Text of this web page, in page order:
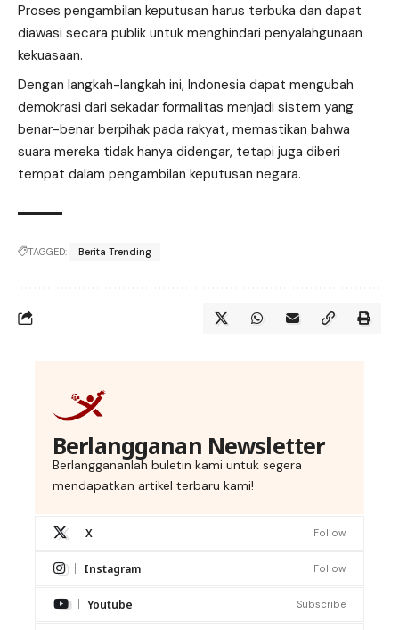
Proses pengambilan keputusan harus terbuka dan dapat
diawasi secara publik untuk menghindari penyalahgunaan
kekuasaan.
Dengan langkah-langkah ini, Indonesia dapat mengubah
demokrasi dari sekadar formalitas menjadi sistem yang
benar-benar berpihak pada rakyat, memastikan bahwa
suara mereka tidak hanya didengar, tetapi juga diberi
tempat dalam pengambilan keputusan negara.
TAGGED: Berita Trending
Berlangganan Newsletter
Berlanggananlah buletin kami untuk segera
mendapatkan artikel terbaru kami!
X Follow
Instagram Follow
Youtube Subscribe